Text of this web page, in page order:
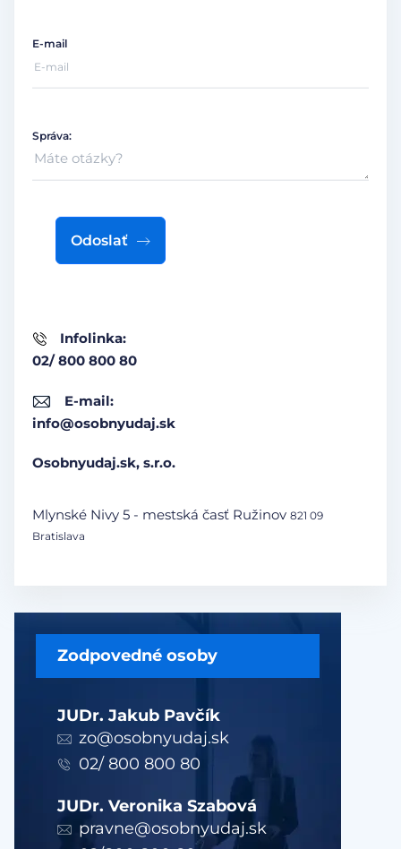
Zodpovedné osoby
JUDr. Jakub Pavčík
zo@osobnyudaj.sk
02/ 800 800 80
JUDr. Veronika Szabová
pravne@osobnyudaj.sk
Infolinka:
02/ 800 800 80
E-mail:
info@osobnyudaj.sk
Osobnyudaj.sk, s.r.o.
Mlynské Nivy 5 - mestská časť Ružinov 821 09
Bratislava
E-mail
Správa:
Odoslať